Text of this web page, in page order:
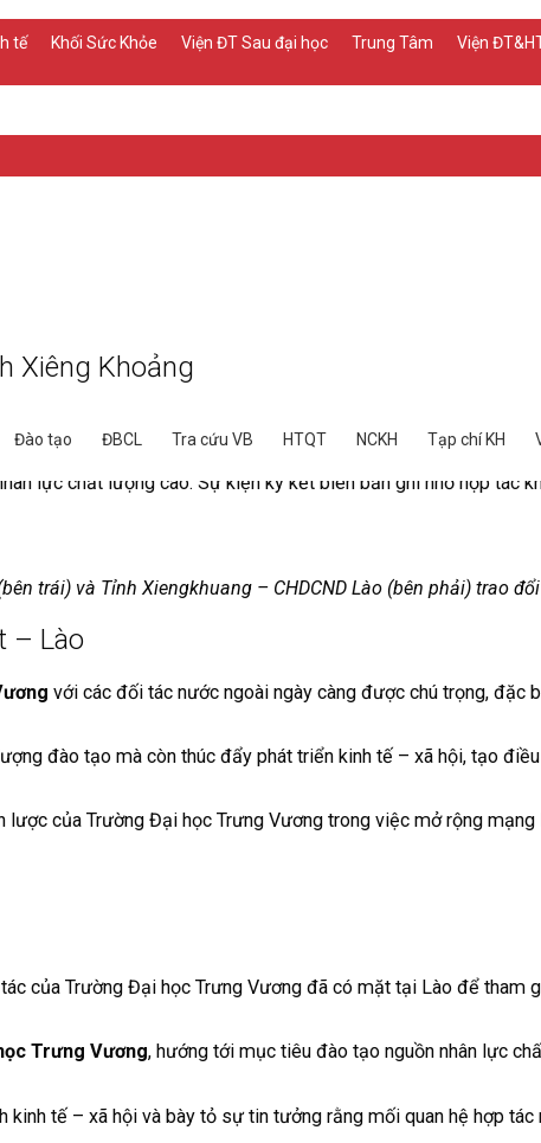
tế Khối Sức Khỏe Viện ĐT Sau đại học Trung Tâm Viện
Đào tạo ĐBCL Tra cứu VB HTQT NCKH Tạp chí KH
Xiêng Khoảng
(CHDCND Lào) là một dấu
lực chất lượng cao. Sự kiện ký kết biên bản ghi nhớ hợp tác
trái) và Tỉnh Xiengkhuang – CHDCND Lào (bên phải) trao
– Lào
với các đối tác nước ngoài ngày càng được chú trọng, đặc
đào tạo mà còn thúc đẩy phát triển kinh tế – xã hội, tạo
lược của Trường Đại học Trưng Vương trong việc mở rộng
của Trường Đại học Trưng Vương đã có mặt tại Lào để tham
Trưng Vương, hướng tới mục tiêu đào tạo nguồn nhân lực
tế – xã hội và bày tỏ sự tin tưởng rằng mối quan hệ hợp